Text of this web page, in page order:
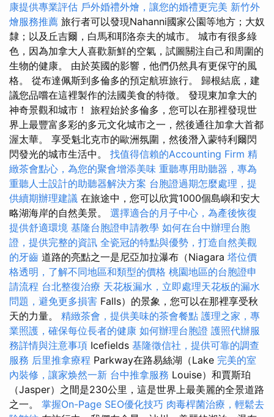
康提供專業評估 戶外婚禮外燴，讓您的婚禮更完美 新竹外
燴服務推薦 旅行者可以發現Nahanni國家公園等地方；大奴
隸；以及丘吉爾，白馬和耶洛奈夫的城市。 城市有很多綠
色，因為加拿大人喜歡新鮮的空氣，試圖關注自己和周圍的
生物的健康。 由於英國的影響，他們仍然具有更保守的風
格。 從布達佩斯到多倫多的預定航班旅行。 歸根結底，建
議您品嚐在這裡製作的法國美食的特徵。 發現東加拿大的
神奇景觀和城市！ 旅程始於多倫多，您可以在那裡發現世
界上最豐富多彩的多元文化城市之一，然後通往加拿大首都
渥太華。 享受魁北克市的歐洲氛圍，然後潛入蒙特利爾閃
閃發光的城市生活中。 找值得信賴的Accounting Firm 精
緻茶會點心，為您的聚會增添美味 重聽專用助聽器，專為
重聽人士設計的助聽器解決方案 台胞證過期怎麼處理，提
供續期辦理建議 在旅途中，您可以欣賞1000個島嶼和安大
略湖海岸的自然美景。 選擇適合的月子中心，為產後恢復
提供舒適環境 基隆台胞證申請教學 如何在台中辦理台胞
證，提供完整的資訊 全瓷冠的特點與優勢，打造自然美觀
的牙齒 道路的亮點之一是尼亞加拉瀑布（Niagara 塔位價
格透明，了解不同地區和類型的價格 桃園地區的台胞證申
請流程 台北整復治療 天花板漏水，立即處理天花板的漏水
問題，避免更多損害 Falls）的景象，您可以在那裡享受秋
天的力量。 精緻茶會，提供美味的茶會餐點 護理之家，專
業照護，確保每位長者的健康 如何辦理台胞證 護照代辦服
務詳情與注意事項 Icefields 基隆徵信社，提供可靠的調查
服務 后里推拿療程 Parkway在路易絲湖（Lake 完美的室
內裝修，讓家焕然一新 台中推拿服務 Louise）和賈斯珀
（Jasper）之間是230公里，這是世界上最美麗的全景道路
之一。 掌握On-Page SEO優化技巧 肉毒桿菌治療，輕鬆去